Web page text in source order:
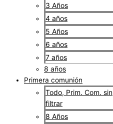
3 Años
4 años
5 Años
6 años
7 años
8 años
Primera comunión
Todo, Prim. Com. sin
filtrar
8 Años